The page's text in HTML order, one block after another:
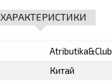
ХАРАКТЕРИСТИКИ
Atributika&Club
Китай